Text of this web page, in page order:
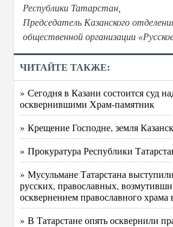
Республики Татарстан,
Председатель Казанского
общественной организации
ЧИТАЙТЕ ТАКЖЕ:
» Сегодня в Казани состоится суд
осквернившими Храм-памятник
» Крещение Господне, земля
» Прокуратура Республики
» Мусульмане Татарстана
русских, православных,
осквернением православного храма
» В Татарстане опять осквернили